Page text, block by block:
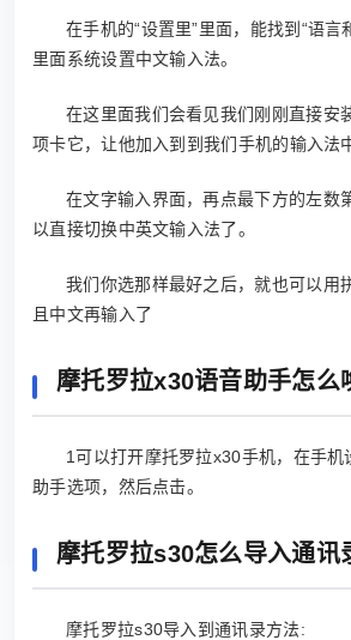
在手机的“设置里”里面，能找到“语言
里面系统设置中文输入法。
在这里面我们会看见我们刚刚直接安
项卡它，让他加入到到我们手机的输入法
在文字输入界面，再点最下方的左数
以直接切换中英文输入法了。
我们你选那样最好之后，就也可以用
且中文再输入了
摩托罗拉x30语音助手怎么
1可以打开摩托罗拉x30手机，在手机
助手选项，然后点击。
摩托罗拉s30怎么导入通讯
摩托罗拉s30导入到通讯录方法: